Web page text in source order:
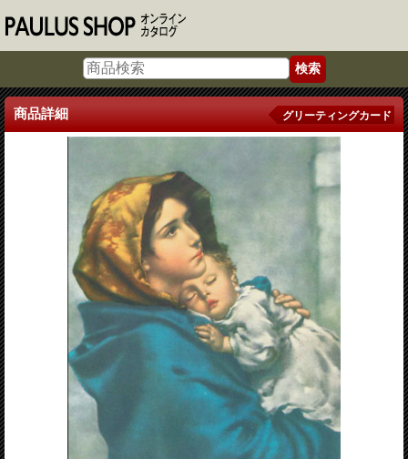
商品詳細 グリーティングカード